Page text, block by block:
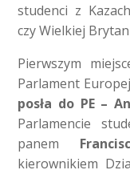
studenci z
czy Wielkiej
Pierwszym
Parlament
posła do PE –
Parlamencie
panem
kierownikiem